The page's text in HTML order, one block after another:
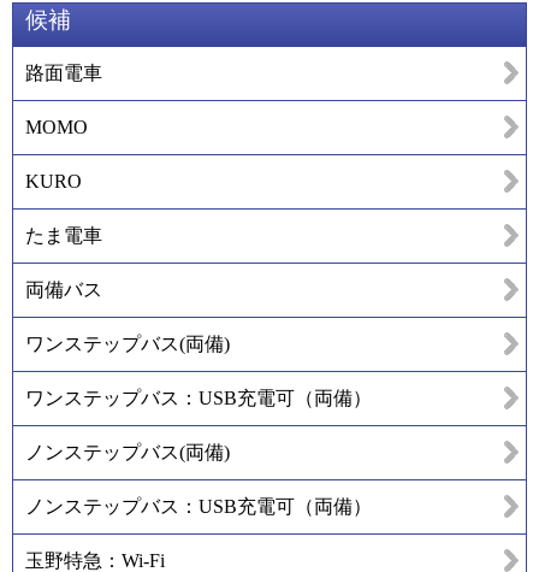
候補
路面電車
MOMO
KURO
たま電車
両備バス
ワンステップバス(両備)
ワンステップバス：USB充電可（両備）
ノンステップバス(両備)
ノンステップバス：USB充電可（両備）
玉野特急：Wi-Fi